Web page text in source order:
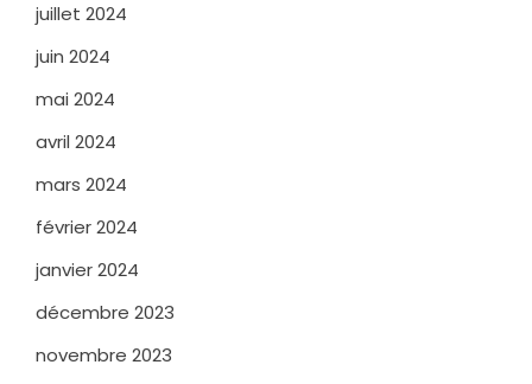
juillet 2024
juin 2024
mai 2024
avril 2024
mars 2024
février 2024
janvier 2024
décembre 2023
novembre 2023